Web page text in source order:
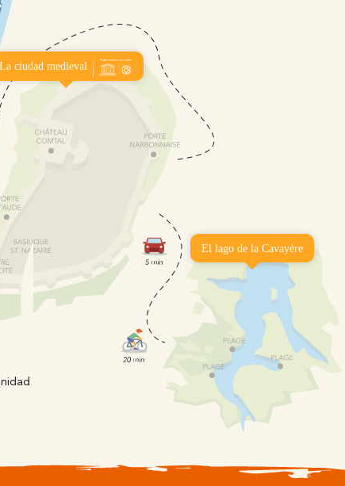
La Bastida San Luis
El
notable
La ciudad medieval
El lago de la Cavayère